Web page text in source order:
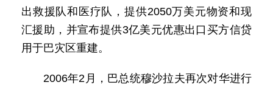
出救援队和医疗队，提供2050万美元物资和现
汇援助，并宣布提供3亿美元优惠出口买方信贷
用于巴灾区重建。
2006年2月，巴总统穆沙拉夫再次对华进行